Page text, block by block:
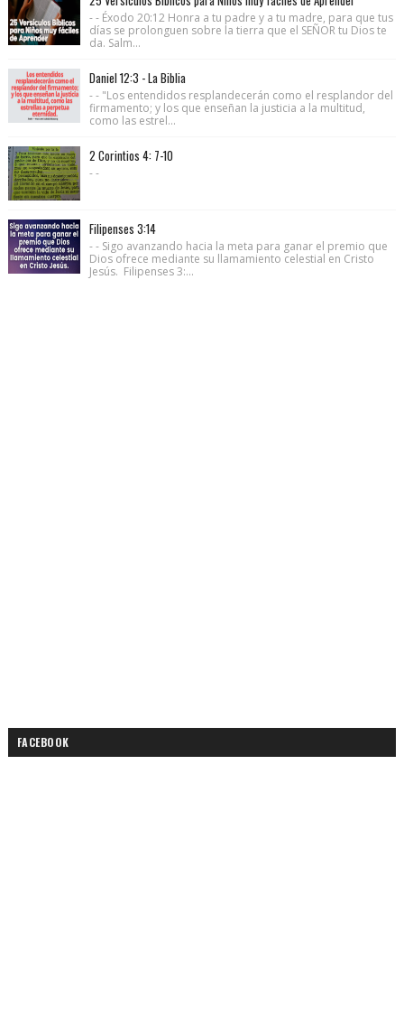
- - Éxodo 20:12 Honra a tu padre y a tu madre, para que tus
días se prolonguen sobre la tierra que el SEÑOR tu Dios te
da. Salm...
Daniel 12:3 - La Biblia
- - "Los entendidos resplandecerán como el resplandor del
firmamento; y los que enseñan la justicia a la multitud,
como las estrel...
2 Corintios 4: 7-10
- -
Filipenses 3:14
- - Sigo avanzando hacia la meta para ganar el premio que
Dios ofrece mediante su llamamiento celestial en Cristo
Jesús. Filipenses 3:...
FACEBOOK